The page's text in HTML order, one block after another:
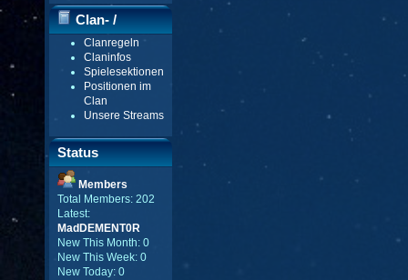
Clan- /
Gildenmenü
Clanregeln
Claninfos
Spielesektionen
Positionen im
Clan
Unsere Streams
Status
Members
Total Members: 202
Latest:
MadDEMENT0R
New This Month: 0
New This Week: 0
New Today: 0